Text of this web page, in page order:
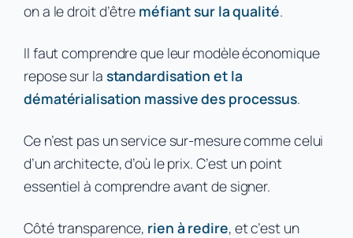
on a le droit d’être méfiant sur la qualité.
Il faut comprendre que leur modèle économique
repose sur la standardisation et la
dématérialisation massive des processus.
Ce n’est pas un service sur-mesure comme celui
d’un architecte, d’où le prix. C’est un point
essentiel à comprendre avant de signer.
Côté transparence, rien à redire, et c’est un